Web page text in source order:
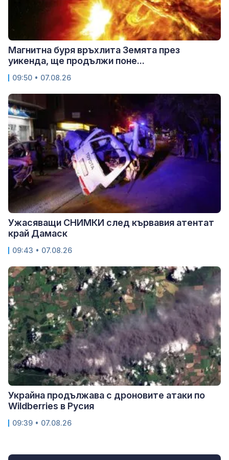
Магнитна буря връхлита Земята през
уикенда, ще продължи поне...
09:50 • 07.08.26
Ужасяващи СНИМКИ след кървавия атентат
край Дамаск
09:43 • 07.08.26
Украйна продължава с дроновите атаки по
Wildberries в Русия
09:39 • 07.08.26